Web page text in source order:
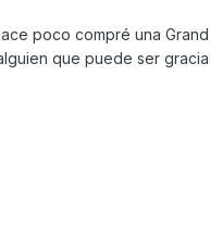
poco compré una
que puede ser